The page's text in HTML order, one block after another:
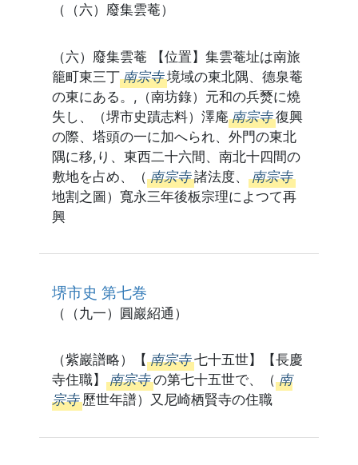
（（六）廢集雲菴）
（六）廢集雲菴 【位置】集雲菴址は南旅
籠町東三丁 南宗寺 境域の東北隅、德泉菴
の東にある。,（南坊錄）元和の兵燹に燒
失し、（堺市史蹟志料）澤庵 南宗寺 復興
の際、塔頭の一に加へられ、外門の東北
隅に移,り、東西二十六間、南北十四間の
敷地を占め、（ 南宗寺 諸法度、 南宗寺
地割之圖）寬永三年後板宗理によつて再
興
堺市史 第七巻
（（九一）圓巖紹通）
（紫巖譜略）【 南宗寺 七十五世】【長慶
寺住職】 南宗寺 の第七十五世で、（ 南
宗寺 歷世年譜）又尼崎栖賢寺の住職